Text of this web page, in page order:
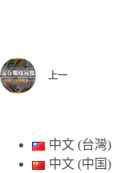
上一
中文 (台灣)
中文 (中国)